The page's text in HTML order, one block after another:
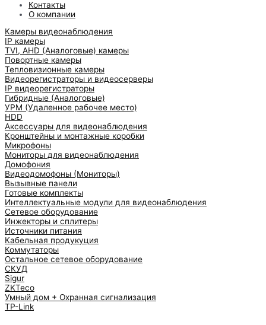
Контакты
О компании
Камеры видеонаблюдения
IP камеры
TVI, AHD (Аналоговые) камеры
Повортные камеры
Тепловизионные камеры
Видеорегистраторы и видеосерверы
IP видеорегистраторы
Гибридные (Аналоговые)
УРМ (Удаленное рабочее место)
HDD
Аксессуары для видеонаблюдения
Кронштейны и монтажные коробки
Микрофоны
Мониторы для видеонаблюдения
Домофония
Видеодомофоны (Мониторы)
Вызывные панели
Готовые комплекты
Интеллектуальные модули для видеонаблюдения
Сетевое оборудование
Инжекторы и сплитеры
Источники питания
Кабельная продукуция
Коммутаторы
Остальное сетевое оборудование
СКУД
Sigur
ZKTeco
Умный дом + Охранная сигнализация
TP-Link